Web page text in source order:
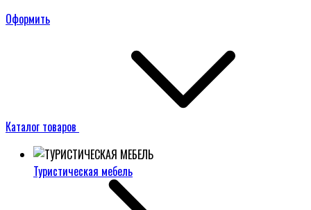
Оформить
Каталог товаров
Туристическая мебель